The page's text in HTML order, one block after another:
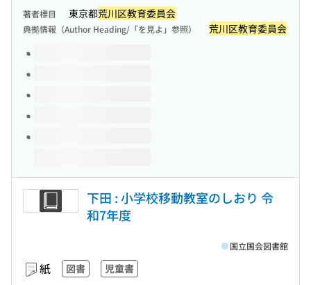
著者標目 東京都荒川区教育委員会
典拠情報（Author Heading/「を見よ」参照） 荒川区教育委員会
このタイトルの巻号
下田 : 小学校移動教室のしおり 令
和7年度
紙 図書 児童書
国立国会図書館